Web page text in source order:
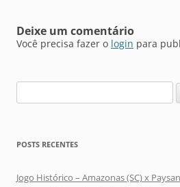
Deixe um comentário
Você precisa fazer o login para
por:
POSTS RECENTES
Jogo Histórico – Amazonas (SC) x